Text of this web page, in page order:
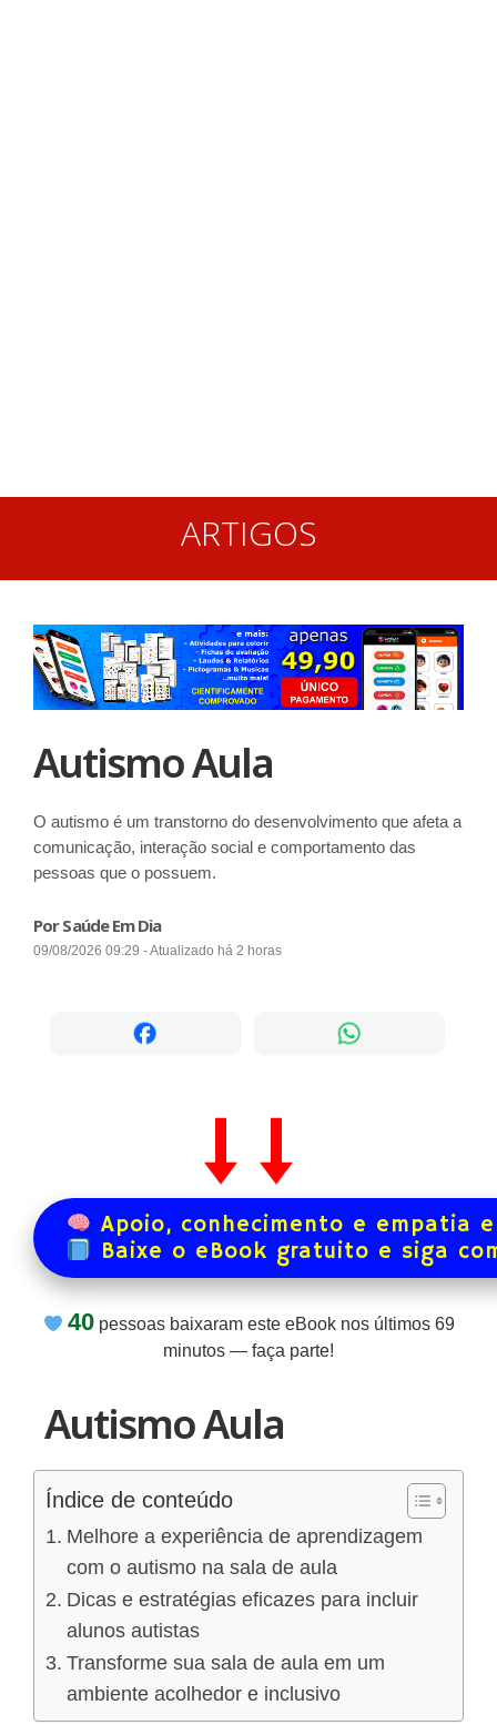
ARTIGOS
Autismo Aula
O autismo é um transtorno do desenvolvimento que afeta a
comunicação, interação social e comportamento das
pessoas que o possuem.
Por Saúde Em Dia
09/08/2026 09:29 - Atualizado há 2 horas
Apoio, conhecimento e empatia
Baixe o eBook gratuito e siga
40pessoas baixaram este eBook nos últimos 69
minutos — faça parte!
Autismo Aula
Índice de conteúdo
Melhore a experiência de aprendizagem
com o autismo na sala de aula
Dicas e estratégias eficazes para incluir
alunos autistas
Transforme sua sala de aula em um
ambiente acolhedor e inclusivo